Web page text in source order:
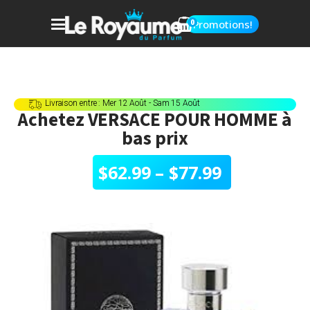
0Promotions!
Livraison entre : Mer 12 Août - Sam 15 Août
AchetezVERSACE POUR HOMMEà
bas prix
$62.99– $77.99
Plage
prix :
à